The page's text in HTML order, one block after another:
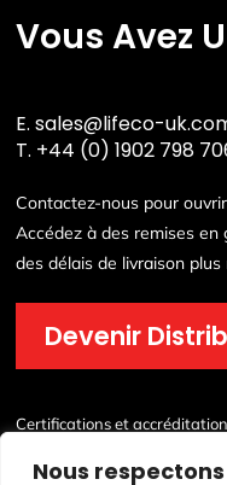
Nous
Vous Avez
E.sales@lifeco-
T. +44 (0) 1902 798
Contactez-nous pour
Accédez à des remises
des délais de livraison plus
Devenir
Certifications et